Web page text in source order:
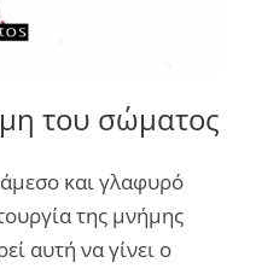
του σώματος
και γλαφυρό
της μνήμης
αυτή να γίνει ο